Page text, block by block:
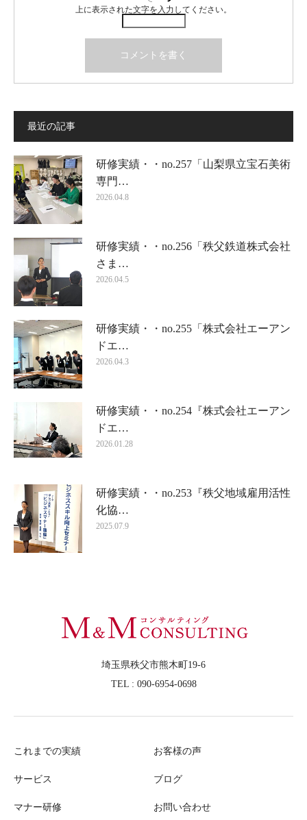
上に表示された文字を入力してください。
最近の記事
研修実績・・no.257「山梨県立宝石美術
専門…
2026.04.8
研修実績・・no.256「秩父鉄道株式会社
さま…
2026.04.5
研修実績・・no.255「株式会社エーアン
ドエ…
2026.04.3
研修実績・・no.254『株式会社エーアン
ドエ…
2026.01.28
研修実績・・no.253『秩父地域雇用活性
化協…
2025.07.9
埼玉県秩父市熊木町19-6
TEL : 090-6954-0698
これまでの実績
サービス
マナー研修
お客様の声
ブログ
お問い合わせ